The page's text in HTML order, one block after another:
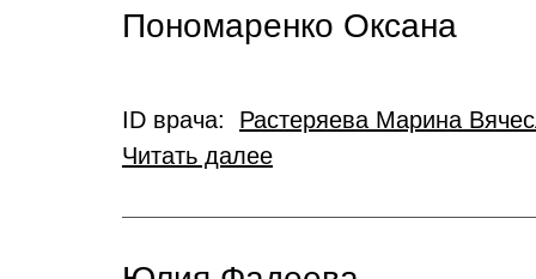
Пономаренко Оксана
ID врача: Растеряева Марина
Читать далее